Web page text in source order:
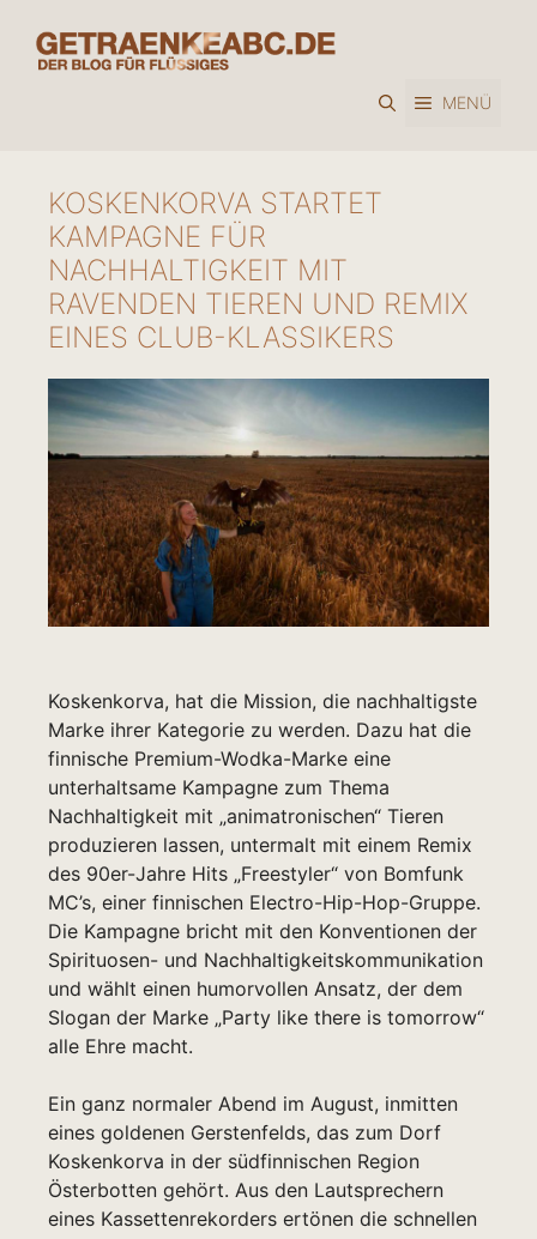
Inhalt
springen
MENÜ
KOSKENKORVA STARTET
KAMPAGNE FÜR
NACHHALTIGKEIT MIT
RAVENDEN TIEREN UND REMIX
EINES CLUB-KLASSIKERS
Koskenkorva, hat die Mission, die nachhaltigste
Marke ihrer Kategorie zu werden. Dazu hat die
finnische Premium-Wodka-Marke eine
unterhaltsame Kampagne zum Thema
Nachhaltigkeit mit „animatronischen“ Tieren
produzieren lassen, untermalt mit einem Remix
des 90er-Jahre Hits „Freestyler“ von Bomfunk
MC’s, einer finnischen Electro-Hip-Hop-Gruppe.
Die Kampagne bricht mit den Konventionen der
Spirituosen- und Nachhaltigkeitskommunikation
und wählt einen humorvollen Ansatz, der dem
Slogan der Marke „Party like there is tomorrow“
alle Ehre macht.
Ein ganz normaler Abend im August, inmitten
eines goldenen Gerstenfelds, das zum Dorf
Koskenkorva in der südfinnischen Region
Österbotten gehört. Aus den Lautsprechern
eines Kassettenrekorders ertönen die schnellen